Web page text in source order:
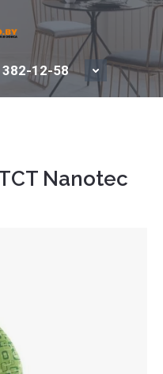
382-12-58
Nanotec